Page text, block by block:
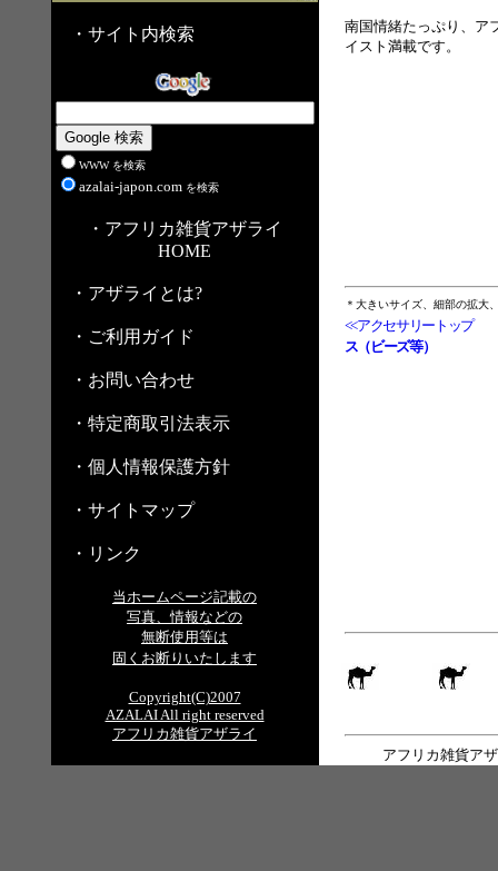
・サイト内検索
WWW を検索
azalai-japon.com を検索
・アフリカ雑貨アザライ
HOME
・アザライとは?
・ご利用ガイド
・お問い合わせ
・特定商取引法表示
・個人情報保護方針
・サイトマップ
・リンク
当ホームページ記載の
写真、情報などの
無断使用等は
固くお断りいたします
Copyright(C)2007
AZALAI All right reserved
アフリカ雑貨アザライ
南国情緒たっぷり、ア
イスト満載です。
＊大きいサイズ、細部の拡大
<<アクセサリートップ
ス（ビーズ等）
アフリカ雑貨ア